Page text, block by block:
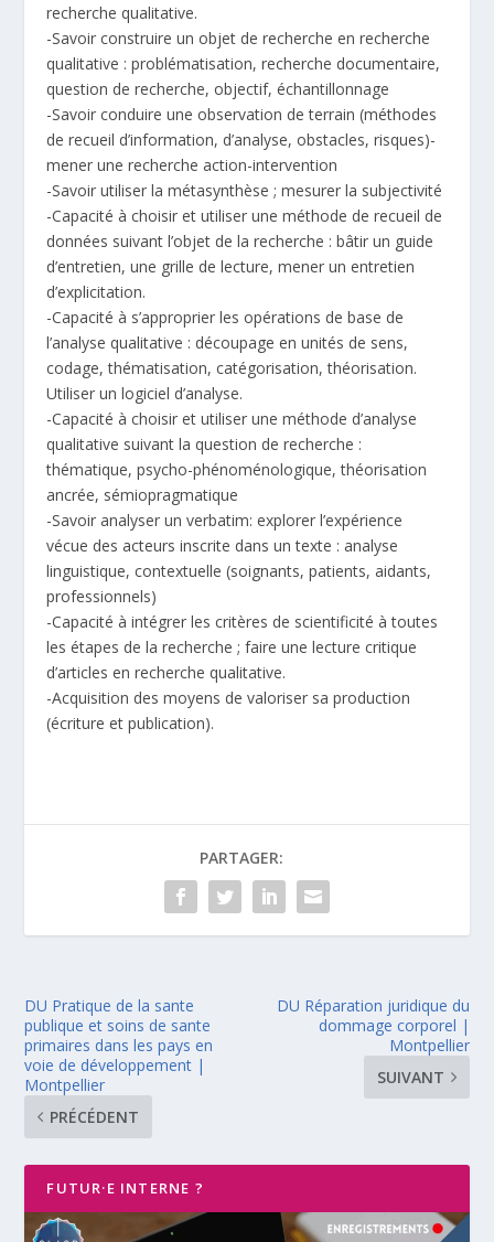
recherche qualitative.
-Savoir construire un objet de recherche en recherche
qualitative : problématisation, recherche documentaire,
question de recherche, objectif, échantillonnage
-Savoir conduire une observation de terrain (méthodes
de recueil d’information, d’analyse, obstacles, risques)-
mener une recherche action-intervention
-Savoir utiliser la métasynthèse ; mesurer la subjectivité
-Capacité à choisir et utiliser une méthode de recueil de
données suivant l’objet de la recherche : bâtir un guide
d’entretien, une grille de lecture, mener un entretien
d’explicitation.
-Capacité à s’approprier les opérations de base de
l’analyse qualitative : découpage en unités de sens,
codage, thématisation, catégorisation, théorisation.
Utiliser un logiciel d’analyse.
-Capacité à choisir et utiliser une méthode d’analyse
qualitative suivant la question de recherche :
thématique, psycho-phénoménologique, théorisation
ancrée, sémiopragmatique
-Savoir analyser un verbatim: explorer l’expérience
vécue des acteurs inscrite dans un texte : analyse
linguistique, contextuelle (soignants, patients, aidants,
professionnels)
-Capacité à intégrer les critères de scientificité à toutes
les étapes de la recherche ; faire une lecture critique
d’articles en recherche qualitative.
-Acquisition des moyens de valoriser sa production
(écriture et publication).
PARTAGER:
DU Pratique de la sante
publique et soins de sante
primaires dans les pays en
voie de développement |
Montpellier
PRÉCÉDENT
DU Réparation juridique du
dommage corporel |
Montpellier
SUIVANT
FUTUR·E INTERNE ?